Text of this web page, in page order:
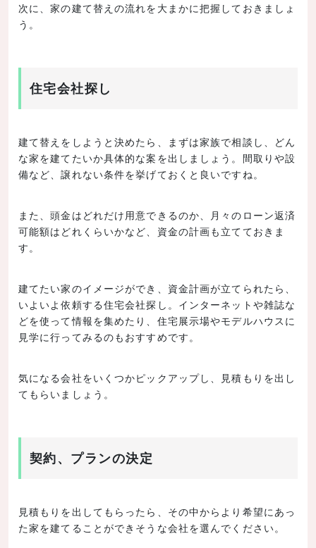
次に、家の建て替えの流れを大まかに把握しておきましょ
う。
住宅会社探し
建て替えをしようと決めたら、まずは家族で相談し、どん
な家を建てたいか具体的な案を出しましょう。間取りや設
備など、譲れない条件を挙げておくと良いですね。
また、頭金はどれだけ用意できるのか、月々のローン返済
可能額はどれくらいかなど、資金の計画も立てておきま
す。
建てたい家のイメージができ、資金計画が立てられたら、
いよいよ依頼する住宅会社探し。インターネットや雑誌な
どを使って情報を集めたり、住宅展示場やモデルハウスに
見学に行ってみるのもおすすめです。
気になる会社をいくつかピックアップし、見積もりを出し
てもらいましょう。
契約、プランの決定
見積もりを出してもらったら、その中からより希望にあっ
た家を建てることができそうな会社を選んでください。